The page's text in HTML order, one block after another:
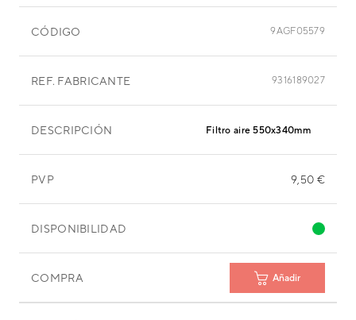
CÓDIGO 9AGF05579
REF. FABRICANTE 9316189027
DESCRIPCIÓN Filtro aire 550x340mm
PVP 9,50 €
DISPONIBILIDAD
COMPRA Añadir